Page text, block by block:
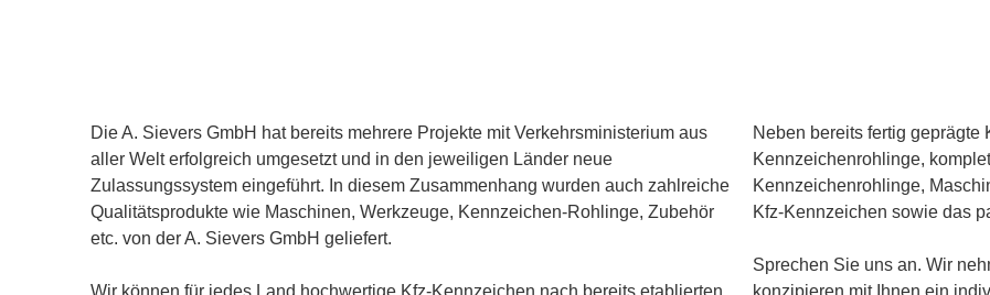
Die A. Sievers GmbH hat bereits mehrere Projekte mit Verkehrsministerium aus
aller Welt erfolgreich umgesetzt und in den jeweiligen Länder neue
Zulassungssystem eingeführt. In diesem Zusammenhang wurden auch zahlreiche
Qualitätsprodukte wie Maschinen, Werkzeuge, Kennzeichen-Rohlinge, Zubehör
etc. von der A. Sievers GmbH geliefert.
Wir können für jedes Land hochwertige Kfz-Kennzeichen nach bereits etablierten
Neben bereits fertig geprägte
Kennzeichenrohlinge,
Kennzeichenrohlinge,
Kfz-Kennzeichen sowie das
Sprechen Sie uns an. Wir
konzipieren mit Ihnen ein